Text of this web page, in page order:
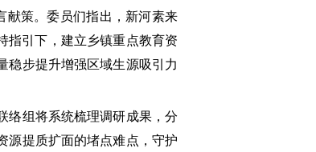
献策。委员们指出，新河素来
指引下，建立乡镇重点教育资
稳步提升增强区域生源吸引力
络组将系统梳理调研成果，分
源提质扩面的堵点难点，守护